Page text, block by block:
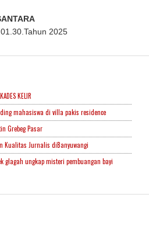
2025
KELIR
mahasiswa di villa pakis residence
Grebeg Pasar
Kualitas Jurnalis diBanyuwangi
glagah ungkap misteri pembuangan bayi